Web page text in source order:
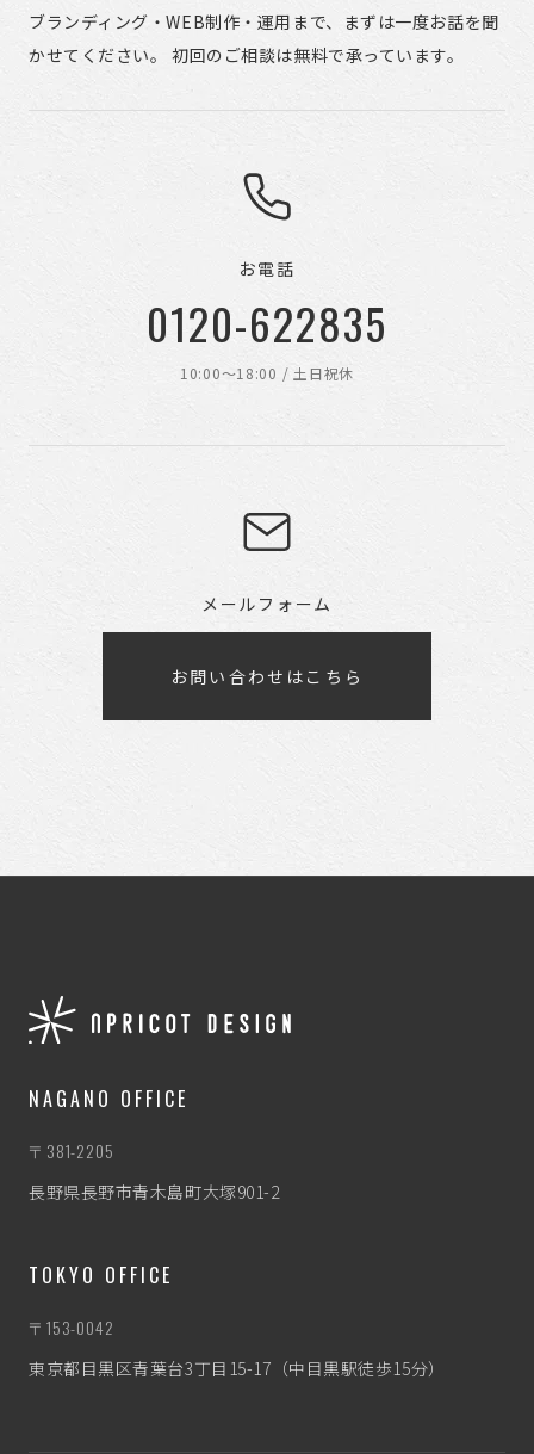
ブランディング・WEB制作・運用まで、まずは一度お話を聞
かせてください。 初回のご相談は無料で承っています。
お電話
0120-622835
10:00〜18:00 / 土日祝休
メールフォーム
お問い合わせはこちら
NAGANO OFFICE
〒381-2205
長野県長野市青木島町大塚901-2
TOKYO OFFICE
〒153-0042
東京都目黒区青葉台3丁目15-17（中目黒駅徒歩15分）